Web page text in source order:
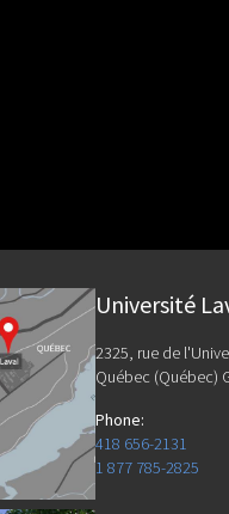
Université
2325, rue de
Québec (Québec)
Phone:
418 656-2131
1 877 785-2825